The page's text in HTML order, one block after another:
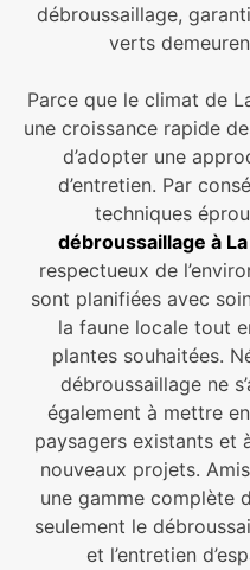
débroussaillage,
verts
Parce que le climat de
une croissance rapide
d’adopter une
d’entretien. Par
techniques
débroussaillage à
respectueux de
sont planifiées avec
la faune locale tout
plantes souhaitées.
débroussaillage ne
également à mettre
paysagers existants et
nouveaux projets.
une gamme complète
seulement le
et l’entretien